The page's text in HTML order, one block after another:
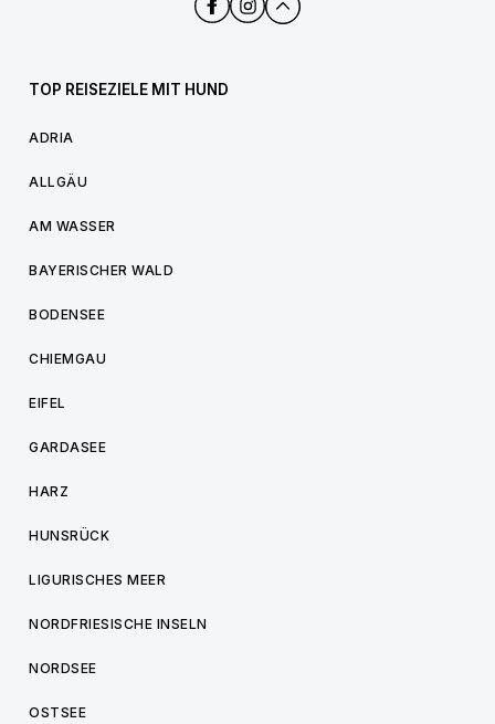
TOP REISEZIELE MIT HUND
ADRIA
ALLGÄU
AM WASSER
BAYERISCHER WALD
BODENSEE
CHIEMGAU
EIFEL
GARDASEE
HARZ
HUNSRÜCK
LIGURISCHES MEER
NORDFRIESISCHE INSELN
NORDSEE
OSTSEE